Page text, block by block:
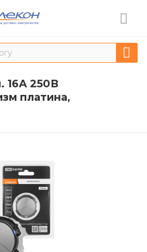
16А 250В
платина,